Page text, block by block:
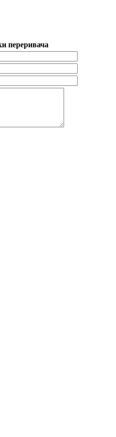
переривача